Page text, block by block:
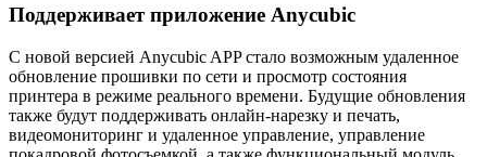
Поддерживает приложение Anycubic
С новой версией Anycubic APP стало возможным удаленное
обновление прошивки по сети и просмотр состояния
принтера в режиме реального времени. Будущие обновления
также будут поддерживать онлайн-нарезку и печать,
видеомониторинг и удаленное управление, управление